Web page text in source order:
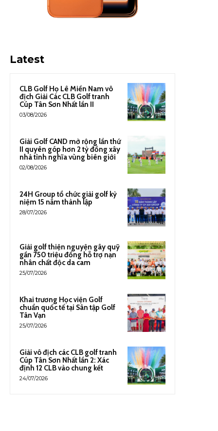
Latest
CLB Golf Họ Lê Miền Nam vô
địch Giải Các CLB Golf tranh
Cúp Tân Sơn Nhất lần II
03/08/2026
Giải Golf CAND mở rộng lần thứ
II quyên góp hơn 2 tỷ đồng xây
nhà tình nghĩa vùng biên giới
02/08/2026
24H Group tổ chức giải golf kỷ
niệm 15 năm thành lập
28/07/2026
Giải golf thiện nguyện gây quỹ
gần 750 triệu đồng hỗ trợ nạn
nhân chất độc da cam
25/07/2026
Khai trương Học viện Golf
chuẩn quốc tế tại Sân tập Golf
Tân Vạn
25/07/2026
Giải vô địch các CLB golf tranh
Cúp Tân Sơn Nhất lần 2: Xác
định 12 CLB vào chung kết
24/07/2026